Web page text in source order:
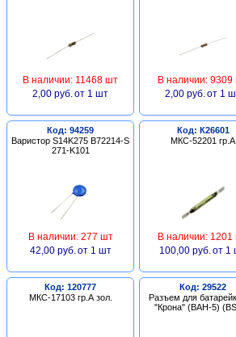
В наличии: 11468 шт
2,00 руб. от 1 шт
В наличии: 9309
2,00 руб. от 1
Код: 94259
Варистор S14K275 B72214-S
271-K101
В наличии: 277 шт
42,00 руб. от 1 шт
Код: К26601
МКС-52201 гр.А
В наличии: 1201
100,00 руб. от 1
Код: 120777
МКС-17103 гр.А зол.
Код: 29522
Разъем для
"Крона" (BAH-5)